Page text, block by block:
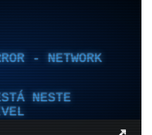
- NETWORK
NESTE